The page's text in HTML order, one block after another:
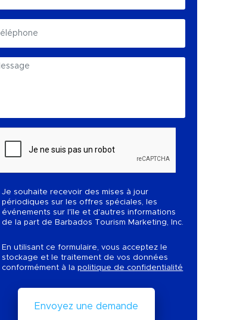
Je souhaite recevoir des mises à jour
périodiques sur les offres spéciales, les
événements sur l'île et d'autres informations
de la part de Barbados Tourism Marketing, Inc.
En utilisant ce formulaire, vous acceptez le
stockage et le traitement de vos données
conformément à lapolitique de confidentialité